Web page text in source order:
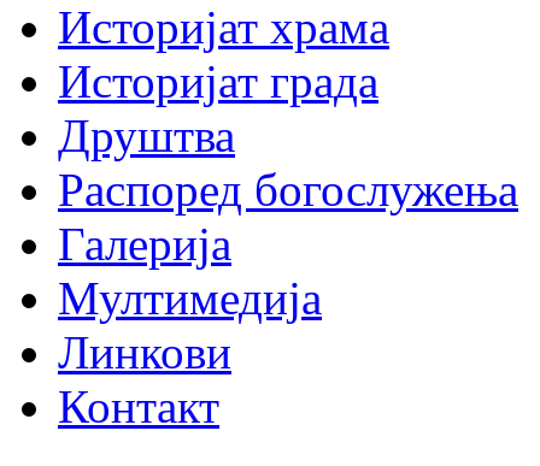
Историјат храма
Историјат града
Друштва
Распоред богослужења
Галерија
Мултимедија
Линкови
Контакт